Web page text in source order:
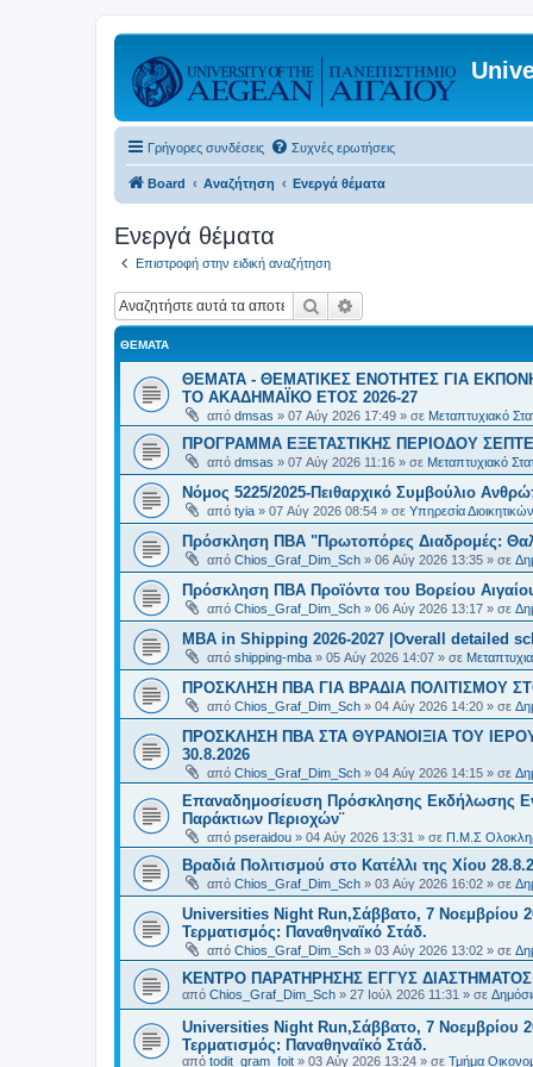
Γρήγορες συνδέσεις Συχνές ερωτήσεις
Board Αναζήτηση Ενεργά θέματα
Ενεργά θέματα
Επιστροφή στην ειδική αναζήτηση
Αναζήτηση
ΘΈΜΑΤΑ
ΘΕΜΑΤΑ - ΘΕΜΑΤΙΚΕΣ ΕΝΟΤΗΤΕΣ ΓΙΑ
ΤΟ ΑΚΑΔΗΜΑΪΚΟ ΕΤΟΣ 2026-27
από dmsas » 07 Αύγ 2026 17:49 » σε Μεταπτυχιακό
ΠΡΟΓΡΑΜΜΑ ΕΞΕΤΑΣΤΙΚΗΣ ΠΕΡΙΟΔΟΥ
από dmsas » 07 Αύγ 2026 11:16 » σε Μεταπτυχιακό
Νόμος 5225/2025-Πειθαρχικό Συμβούλιο
από tyia » 07 Αύγ 2026 08:54 » σε Υπηρεσία
Πρόσκληση ΠΒΑ "Πρωτοπόρες Διαδρομές:
από Chios_Graf_Dim_Sch » 06 Αύγ 2026 13:35 » σε
Πρόσκληση ΠΒΑ Προϊόντα του Βορείου
από Chios_Graf_Dim_Sch » 06 Αύγ 2026 13:17 » σε
MBA in Shipping 2026-2027 |Overall detailed
από shipping-mba » 05 Αύγ 2026 14:07 » σε
ΠΡΟΣΚΛΗΣΗ ΠΒΑ ΓΙΑ ΒΡΑΔΙΑ ΠΟΛΙΤΙΣΜΟΥ
από Chios_Graf_Dim_Sch » 04 Αύγ 2026 14:20 » σε
ΠΡΟΣΚΛΗΣΗ ΠΒΑ ΣΤΑ ΘΥΡΑΝΟΙΞΙΑ ΤΟΥ
30.8.2026
από Chios_Graf_Dim_Sch » 04 Αύγ 2026 14:15 » σε
Επαναδημοσίευση Πρόσκλησης Εκδήλωσης
Παράκτιων Περιοχών¨
από pseraidou » 04 Αύγ 2026 13:31 » σε Π.Μ.Σ
Βραδιά Πολιτισμού στο Κατέλλι της Χίου
από Chios_Graf_Dim_Sch » 03 Αύγ 2026 16:02 » σε
Universities Night Run,Σάββατο, 7 Νοεμβρίου
Τερματισμός: Παναθηναϊκό Στάδ.
από Chios_Graf_Dim_Sch » 03 Αύγ 2026 13:02 » σε
ΚΕΝΤΡΟ ΠΑΡΑΤΗΡΗΣΗΣ ΕΓΓΥΣ ΔΙΑΣΤΗΜΑΤΟΣ
από Chios_Graf_Dim_Sch » 27 Ιούλ 2026 11:31 » σε
Universities Night Run,Σάββατο, 7 Νοεμβρίου
Τερματισμός: Παναθηναϊκό Στάδ.
από todit_gram_foit » 03 Αύγ 2026 13:24 » σε Τμήμα